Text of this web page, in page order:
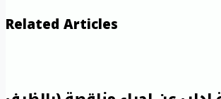
Related Articles